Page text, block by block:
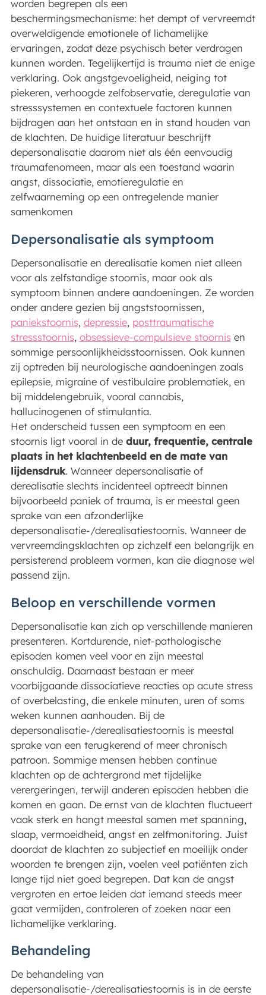
worden begrepen als een
beschermingsmechanisme: het dempt of vervreemdt
overweldigende emotionele of lichamelijke
ervaringen, zodat deze psychisch beter verdragen
kunnen worden. Tegelijkertijd is trauma niet de enige
verklaring. Ook angstgevoeligheid, neiging tot
piekeren, verhoogde zelfobservatie, deregulatie van
stresssystemen en contextuele factoren kunnen
bijdragen aan het ontstaan en in stand houden van
de klachten. De huidige literatuur beschrijft
depersonalisatie daarom niet als één eenvoudig
traumafenomeen, maar als een toestand waarin
angst, dissociatie, emotieregulatie en
zelfwaarneming op een ontregelende manier
samenkomen
Depersonalisatie als symptoom
Depersonalisatie en derealisatie komen niet alleen
voor als zelfstandige stoornis, maar ook als
symptoom binnen andere aandoeningen. Ze worden
onder andere gezien bij angststoornissen,
paniekstoornis, depressie, posttraumatische
stressstoornis, obsessieve-compulsieve stoornisen
sommige persoonlijkheidsstoornissen. Ook kunnen
zij optreden bij neurologische aandoeningen zoals
epilepsie, migraine of vestibulaire problematiek, en
bij middelengebruik, vooral cannabis,
hallucinogenen of stimulantia.
Het onderscheid tussen een symptoom en een
stoornis ligt vooral in de duur, frequentie, centrale
plaats in het klachtenbeeld en de mate van
lijdensdruk. Wanneer depersonalisatie of
derealisatie slechts incidenteel optreedt binnen
bijvoorbeeld paniek of trauma, is er meestal geen
sprake van een afzonderlijke
depersonalisatie-/derealisatiestoornis. Wanneer de
vervreemdingsklachten op zichzelf een belangrijk en
persisterend probleem vormen, kan die diagnose wel
passend zijn.
Beloop en verschillende vormen
Depersonalisatie kan zich op verschillende manieren
presenteren. Kortdurende, niet-pathologische
episoden komen veel voor en zijn meestal
onschuldig. Daarnaast bestaan er meer
voorbijgaande dissociatieve reacties op acute stress
of overbelasting, die enkele minuten, uren of soms
weken kunnen aanhouden. Bij de
depersonalisatie-/derealisatiestoornis is meestal
sprake van een terugkerend of meer chronisch
patroon. Sommige mensen hebben continue
klachten op de achtergrond met tijdelijke
verergeringen, terwijl anderen episoden hebben die
komen en gaan. De ernst van de klachten fluctueert
vaak sterk en hangt meestal samen met spanning,
slaap, vermoeidheid, angst en zelfmonitoring. Juist
doordat de klachten zo subjectief en moeilijk onder
woorden te brengen zijn, voelen veel patiënten zich
lange tijd niet goed begrepen. Dat kan de angst
vergroten en ertoe leiden dat iemand steeds meer
gaat vermijden, controleren of zoeken naar een
lichamelijke verklaring.
Behandeling
De behandeling van
depersonalisatie-/derealisatiestoornis is in de eerste